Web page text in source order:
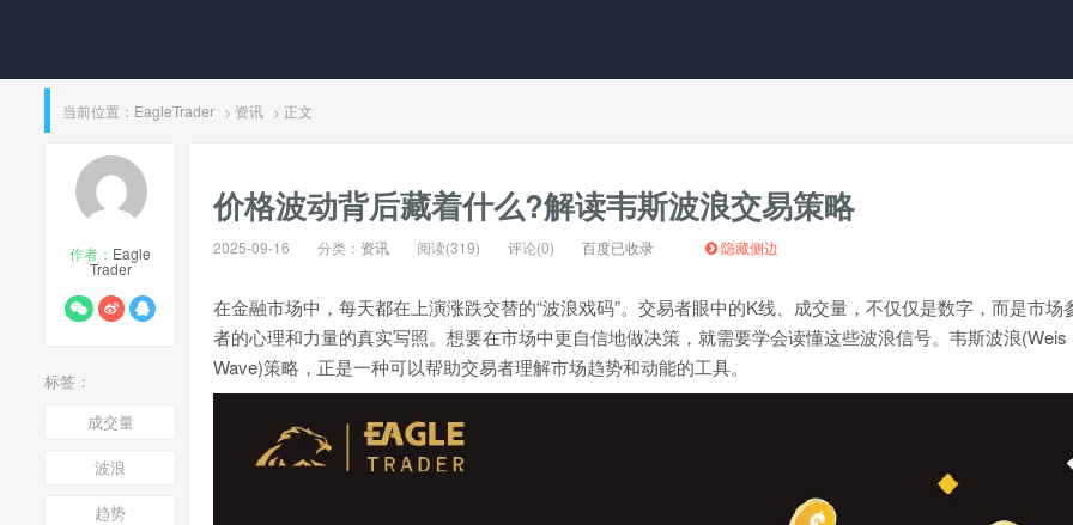
当前位置： EagleTrader > 资讯 > 正文
作者： Eagle
Trader
标签：
成交量
波浪
趋势
价格波动背后藏着什么?解读韦斯波浪交易策略
2025-09-16 分类： 资讯 阅读(319) 评论(0) 百度已收录 隐藏侧边
在金融市场中，每天都在上演涨跌交替的“波浪戏码”。交易者眼中的K线、成交量，不仅仅是数字，而是市场
者的心理和力量的真实写照。想要在市场中更自信地做决策，就需要学会读懂这些波浪信号。韦斯波浪(Weis
Wave)策略，正是一种可以帮助交易者理解市场趋势和动能的工具。